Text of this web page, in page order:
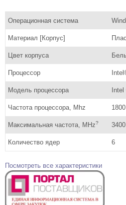
Операционная система
Материал [Корпус]
Цвет корпуса
Процессор
Модель процессора Intel
Частота процессора, Mhz 1800
Максимальная частота, MHz? 3400
Количество ядер 6
Посмотреть все характеристики